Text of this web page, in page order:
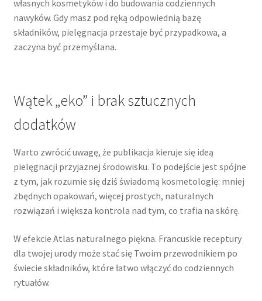
własnych kosmetyków i do budowania codziennych
nawyków. Gdy masz pod ręką odpowiednią bazę
składników, pielęgnacja przestaje być przypadkowa, a
zaczyna być przemyślana.
Wątek „eko” i brak sztucznych
dodatków
Warto zwrócić uwagę, że publikacja kieruje się ideą
pielęgnacji przyjaznej środowisku. To podejście jest spójne
z tym, jak rozumie się dziś świadomą kosmetologię: mniej
zbędnych opakowań, więcej prostych, naturalnych
rozwiązań i większa kontrola nad tym, co trafia na skórę.
W efekcie Atlas naturalnego piękna. Francuskie receptury
dla twojej urody może stać się Twoim przewodnikiem po
świecie składników, które łatwo włączyć do codziennych
rytuałów.